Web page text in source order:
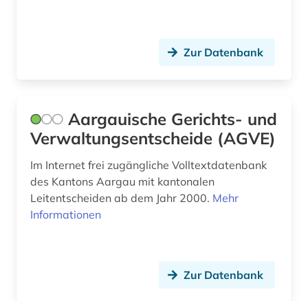
asienforschung (1)
asyl (4)
asylbewerber (1)
asylbewerberleistungsrecht (1)
Saarland (5)
Sachsen-Anhalt (3)
Schleswig-Holstein (3)
Zur Datenbank
Aargauische Gerichts- und
Verwaltungsentscheide (AGVE)
Im Internet frei zugängliche Volltextdatenbank
des Kantons Aargau mit kantonalen
Leitentscheiden ab dem Jahr 2000. Mehr
Informationen
Zur Datenbank